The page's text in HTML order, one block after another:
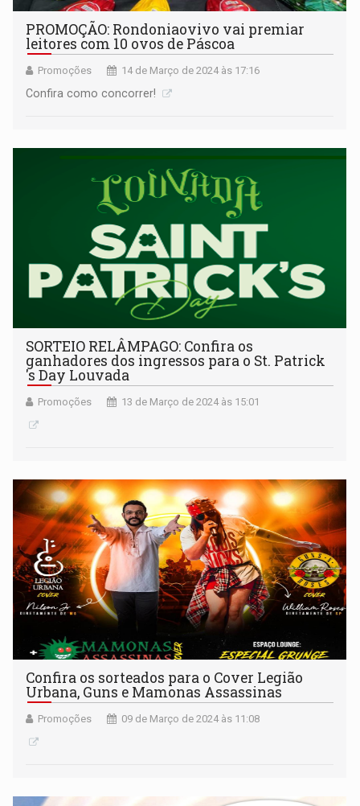
PROMOÇÃO: Rondoniaovivo vai premiar
leitores com 10 ovos de Páscoa
Promoções 14 de Março de 2024 às 17:16
Confira como concorrer!
SORTEIO RELÂMPAGO: Confira os
ganhadores dos ingressos para o St. Patrick
's Day Louvada
Promoções 13 de Março de 2024 às 15:01
Confira os sorteados para o Cover Legião
Urbana, Guns e Mamonas Assassinas
Promoções 09 de Março de 2024 às 11:08